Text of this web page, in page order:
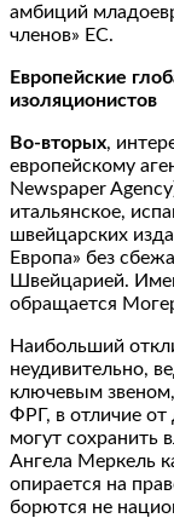
амбиций
членов» ЕС.
Европейские
изоляционистов
Во-вторых,
европейскому
Newspaper
итальянское,
швейцарских
Европа» без
Швейцарией.
обращается
Наибольший
неудивительно,
ключевым
ФРГ, в отличие от
могут сохранить
Ангела Меркель
опирается на
борются не